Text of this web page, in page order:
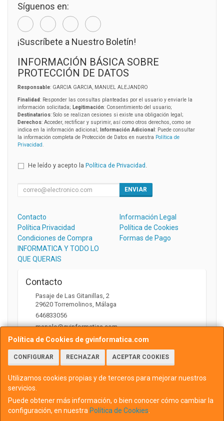
Política de Cookies de gvinformatica.com
CONFIGURAR RECHAZAR ACEPTAR COOKIES
Utilizamos cookies propias y de terceros para mejorar nuestros
servicios.
Puede obtener más información, o bien conocer cómo cambiar la
configuración, en nuestra Política de Cookies
Síguenos en:
¡Suscríbete a Nuestro Boletín!
INFORMACIÓN BÁSICA SOBRE
PROTECCIÓN DE DATOS
Responsable: GARCIA GARCIA, MANUEL ALEJANDRO
Finalidad: Responder las consultas planteadas por el usuario y enviarle la
información solicitada; Legitimación: Consentimiento del usuario;
Destinatarios: Solo se realizan cesiones si existe una obligación legal;
Derechos: Acceder, rectificar y suprimir, así como otros derechos, como se
indica en la información adicional;
Información Adicional : Puede consultar
la información completa de Protección de Datos en nuestra Política de
Privacidad
He leído y acepto la Política de Privacidad
ENVIAR
Contacto
Información Legal
Política Privacidad
Política de Cookies
Condiciones de Compra
Formas de Pago
INFORMATICA Y TODO LO
QUE QUERAIS
Contacto
Pasaje de Las Gitanillas, 2
29620 Torremolinos Málaga
646833056
manolo@gvinformatica.com
Horario
10:00 a 13:30 y 16:00 a 18:00
, , , , España. - C.I.F.: 75745103P - Tfno: